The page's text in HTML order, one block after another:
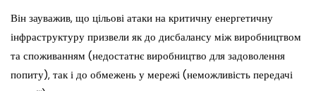
Він зауважив, що цільові атаки на критичну енергетичну
інфраструктуру призвели як до дисбалансу між виробництвом
та споживанням (недостатнє виробництво для задоволення
попиту), так і до обмежень у мережі (неможливість передачі